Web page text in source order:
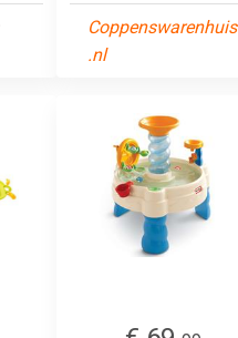
Coppenswarenhuis
.nl